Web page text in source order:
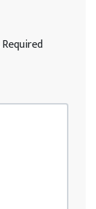
Required